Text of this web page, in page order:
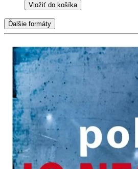
Vložiť do košíka
Ďalšie formáty